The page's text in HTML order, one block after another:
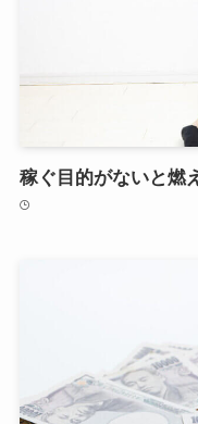
稼ぐ目的がないと燃